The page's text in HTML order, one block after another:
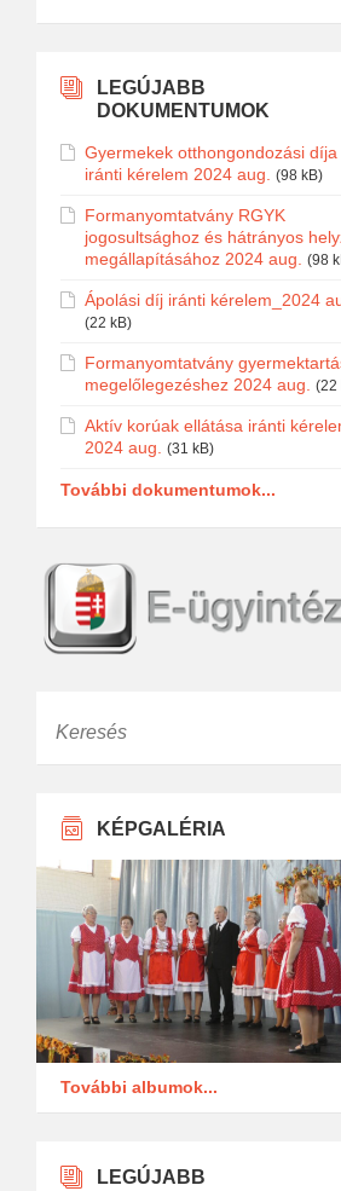
LEGÚJABB
DOKUMENTUMOK
Gyermekek otthongondozási díja
iránti kérelem 2024 aug.
(98 kB)
Formanyomtatvány RGYK
jogosultsághoz és hátrányos
megállapításához 2024 aug.
(98
Ápolási díj iránti kérelem_2024
(22 kB)
Formanyomtatvány
megelőlegezéshez 2024 aug.
(22
Aktív korúak ellátása iránti
2024 aug.
(31 kB)
További dokumentumok...
KÉPGALÉRIA
További albumok...
LEGÚJABB